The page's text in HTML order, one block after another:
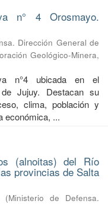
n° 4 Orosmayo.
Dirección General de
Geológico-Minera,
n°4 ubicada en el
de Jujuy. Destacan su
clima, población y
económica, ...
(alnoitas) del Río
provincias de Salta
(Ministerio de Defensa.